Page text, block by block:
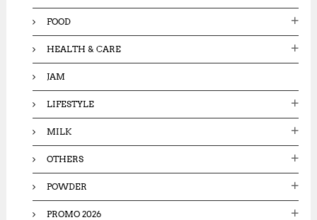
FOOD
HEALTH & CARE
JAM
LIFESTYLE
MILK
OTHERS
POWDER
PROMO 2026